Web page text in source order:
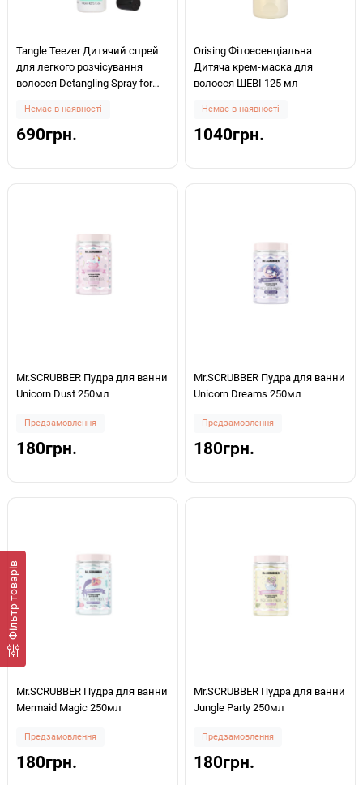
Фiльтр товарів
Tangle Teezer Дитячий спрей
для легкого розчісування
волосся Detangling Spray for
Немає в наявності
690грн.
Orising Фітоесенціальна
Дитяча крем-маска для
волосся ШЕВІ 125 мл
Немає в наявності
1040грн.
Mr.SCRUBBER Пудра для ванни
Unicorn Dust 250мл
Предзамовлення
180грн.
Mr.SCRUBBER Пудра для ванни
Unicorn Dreams 250мл
Предзамовлення
180грн.
Mr.SCRUBBER Пудра для ванни
Mermaid Magic 250мл
Предзамовлення
180грн.
Mr.SCRUBBER Пудра для ванни
Jungle Party 250мл
Предзамовлення
180грн.